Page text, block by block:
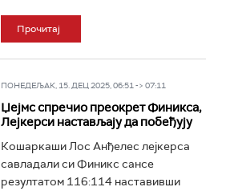
Прочитај
ПОНЕДЕЉАК, 15. ДЕЦ 2025, 06:51 -> 07:11
Џејмс спречио преокрет Финикса,
Лејкерси настављају да побеђују
Кошаркаши Лос Анђелес лејкерса
савладали си Финикс сансе
резултатом 116:114 наставивши